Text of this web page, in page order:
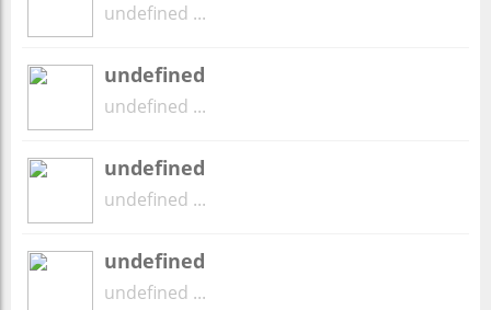
undefined ...
undefined
undefined ...
undefined
undefined ...
undefined
undefined ...